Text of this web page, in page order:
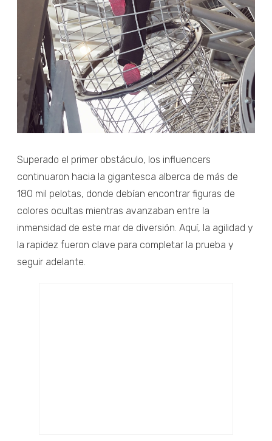
Superado el primer obstáculo, los influencers
continuaron hacia la gigantesca alberca de más de
180 mil pelotas, donde debían encontrar figuras de
colores ocultas mientras avanzaban entre la
inmensidad de este mar de diversión. Aquí, la agilidad y
la rapidez fueron clave para completar la prueba y
seguir adelante.